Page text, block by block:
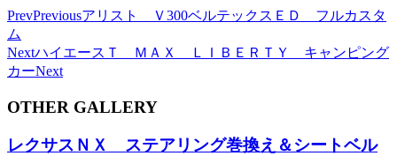
PrevPreviousアリスト Ｖ300ベルテックスＥＤ フルカスタ
ム
NextハイエースＴ ＭＡＸ ＬＩＢＥＲＴＹ キャンピング
カーNext
OTHER GALLERY
レクサスＮＸ ステアリング巻換え＆シートベル